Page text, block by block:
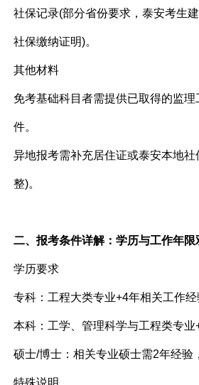
社保记录(部分省份要求，泰安考生
社保缴纳证明)。
其他材料
免考基础科目者需提供已取得的监
件。
异地报考需补充居住证或泰安本地社
整)。
二、报考条件详解：学历与工作年限
学历要求
专科：工程大类专业+4年相关工作经
本科：工学、管理科学与工程类专业
硕士/博士：相关专业硕士需2年经验